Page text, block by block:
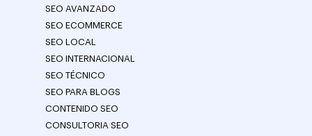
SEO AVANZADO
SEO ECOMMERCE
SEO LOCAL
SEO INTERNACIONAL
SEO TÉCNICO
SEO PARA BLOGS
CONTENIDO SEO
CONSULTORIA SEO